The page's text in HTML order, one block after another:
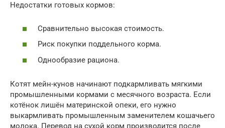
Недостатки готовых кормов:
Сравнительно высокая стоимость.
Риск покупки поддельного корма.
Однообразие рациона.
Котят мейн-кунов начинают подкармливать мягкими
промышленными кормами с месячного возраста. Если
котёнок лишён материнской опеки, его нужно
выкармливать промышленным заменителем кошачьего
молока. Перевод на сухой корм производится после